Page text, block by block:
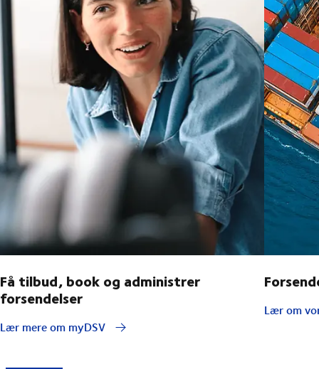
Få tilbud, book og administrer
forsendelser
Lær mere om myDSV
Lær om